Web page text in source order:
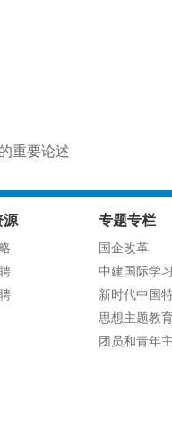
重要论述
源 专题专栏
国企改革
中建国际学
新时代中国
思想主题教
团员和青年